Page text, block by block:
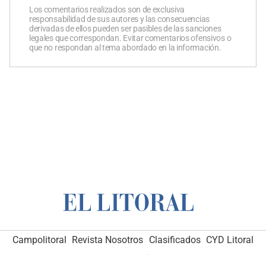
Los comentarios realizados son de exclusiva
responsabilidad de sus autores y las consecuencias
derivadas de ellos pueden ser pasibles de las sanciones
legales que correspondan. Evitar comentarios ofensivos o
que no respondan al tema abordado en la información.
Campolitoral Revista Nosotros Clasificados CYD Litoral